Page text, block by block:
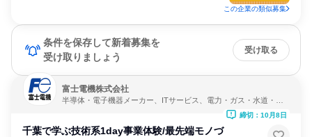
この企業の類似募集
条件を保存して新着募集を
受け取りましょう
受け取る
富士電機株式会社
半導体・電子機器メーカー、ITサービス、電力・ガス・水道・エ
千葉で学ぶ技術系1day事業体験/最先端モノづ
締切：10月8日